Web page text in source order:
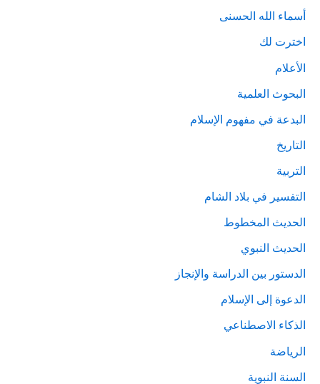
أسماء الله الحسنى
اخترت لك
الأعلام
البحوث العلمية
البدعة في مفهوم الإسلام
التاريخ
التربية
التفسير في بلاد الشام
الحديث المخطوط
الحديث النبوي
الدستور بين الدراسة والإنجاز
الدعوة إلى الإسلام
الذكاء الاصطناعي
الرياضة
السنة النبوية